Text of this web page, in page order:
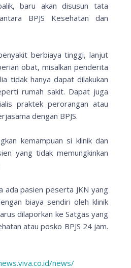
baru akan disusun tata
BPJS Kesehatan dan
berbiaya tinggi, lanjut
obat, misalkan penderita
tidak hanya dapat dilakukan
rumah sakit. Dapat juga
praktek perorangan atau
dengan BPJS.
kemampuan si klinik dan
yang tidak memungkinkan
ada pasien peserta JKN yang
biaya sendiri oleh klinik
dilaporkan ke Satgas yang
atau posko BPJS 24 jam.
news/